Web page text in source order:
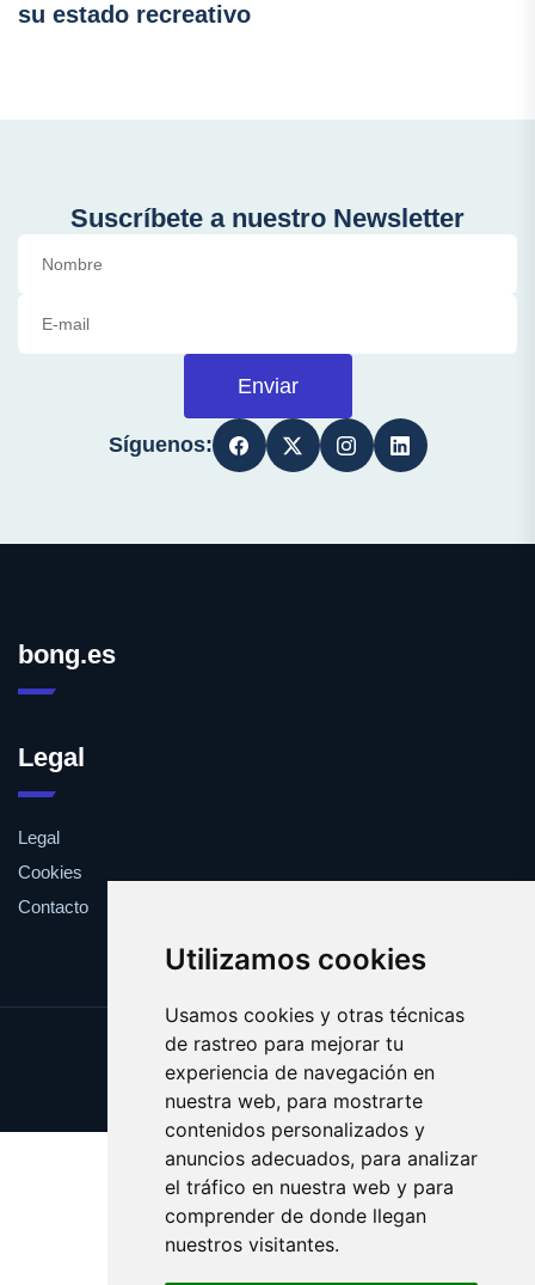
Utilizamos cookies
Usamos cookies y otras técnicas
de rastreo para mejorar tu
experiencia de navegación en
nuestra web, para mostrarte
contenidos personalizados y
anuncios adecuados, para analizar
el tráfico en nuestra web y para
comprender de donde llegan
nuestros visitantes.
su estado recreativo
Suscríbete a nuestro Newsletter
Enviar
Síguenos:
bong.es
Legal
Legal
Cookies
Contacto
Update cookies preferences
Copyright © 2025 bong.es